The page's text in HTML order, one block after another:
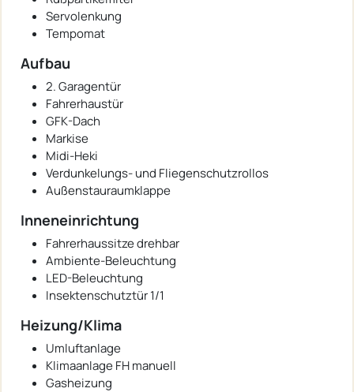
Servolenkung
Tempomat
Aufbau
2. Garagentür
Fahrerhaustür
GFK-Dach
Markise
Midi-Heki
Verdunkelungs- und Fliegenschutzrollos
Außenstauraumklappe
Inneneinrichtung
Fahrerhaussitze drehbar
Ambiente-Beleuchtung
LED-Beleuchtung
Insektenschutztür 1/1
Heizung/Klima
Umluftanlage
Klimaanlage FH manuell
Gasheizung